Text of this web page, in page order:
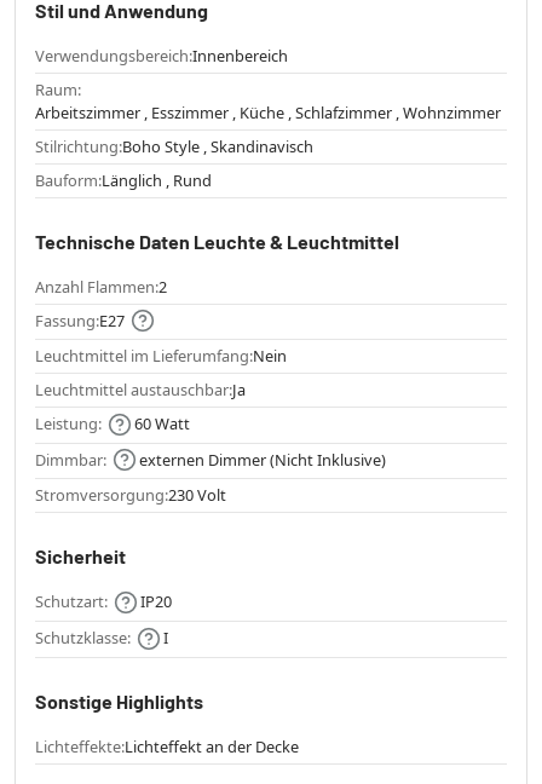
Stil und Anwendung
Verwendungsbereich:Innenbereich
Raum:
Arbeitszimmer , Esszimmer , Küche , Schlafzimmer , Wohnzimmer
Stilrichtung:Boho Style , Skandinavisch
Bauform:Länglich , Rund
Technische Daten Leuchte & Leuchtmittel
Anzahl Flammen:2
Fassung:E27
Leuchtmittel im Lieferumfang:Nein
Leuchtmittel austauschbar:Ja
Leistung:
60 Watt
Dimmbar:
externen Dimmer (Nicht Inklusive)
Stromversorgung:230 Volt
Sicherheit
Schutzart:
IP20
Schutzklasse:
I
Sonstige Highlights
Lichteffekte:Lichteffekt an der Decke